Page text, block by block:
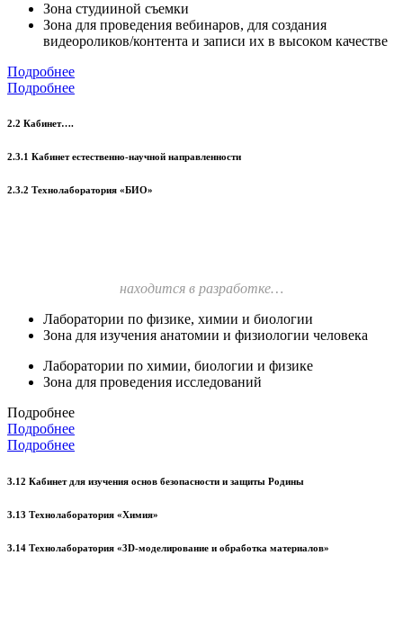
Зона студииной съемки
Зона для проведения вебинаров, для создания
видеороликов/контента и записи их в высоком качестве
Подробнее
Подробнее
2.2 Кабинет….
2.3.1 Кабинет естественно-научной направленности
2.3.2 Технолаборатория «БИО»
находится в разработке…
Лаборатории по физике, химии и биологии
Зона для изучения анатомии и физиологии человека
Лаборатории по химии, биологии и физике
Зона для проведения исследований
Подробнее
Подробнее
Подробнее
3.12 Кабинет для изучения основ безопасности и защиты Родины
3.13 Технолаборатория «Химия»
3.14 Технолаборатория «3D-моделирование и обработка материалов»